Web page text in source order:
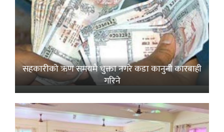
सहकारीको ऋण समयमै चुक्ता नगरे कडा कानुनी कारबाही
गरिने